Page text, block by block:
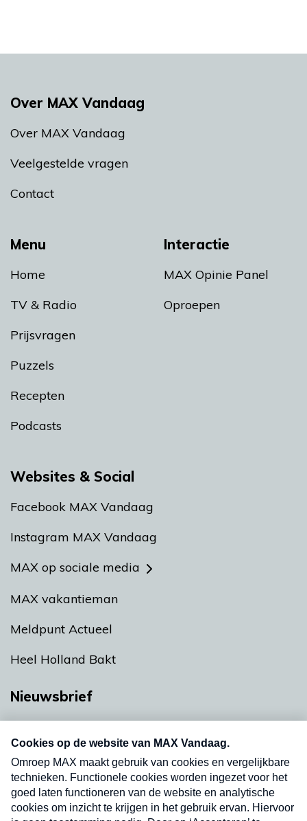
Menu
Home
TV & Radio
Prijsvragen
Puzzels
Recepten
Podcasts
Interactie
MAX Opinie Panel
Oproepen
Over MAX Vandaag
Over MAX Vandaag
Veelgestelde vragen
Contact
Websites & Social
Facebook MAX Vandaag
Instagram MAX Vandaag
MAX op sociale media
MAX vakantieman
Meldpunt Actueel
Heel Holland Bakt
Nieuwsbrief
nieuwsbrief. Elke vrijdag- en dinsdagochtend in
uw mailbox.
Verzend